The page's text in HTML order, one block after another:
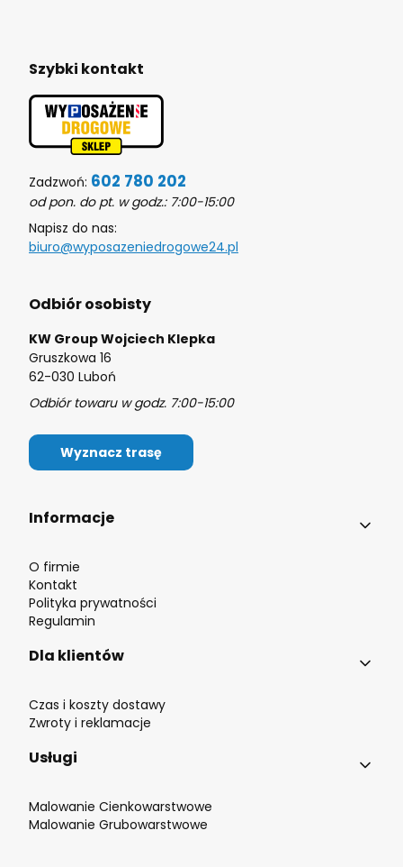
Szybki kontakt
Zadzwoń: 602 780 202
od pon. do pt. w godz.: 7:00-15:00
Napisz do nas:
biuro@wyposazeniedrogowe24.pl
Odbiór osobisty
KW Group Wojciech Klepka
Gruszkowa 16
62-030 Luboń
Odbiór towaru w godz. 7:00-15:00
Wyznacz trasę
Linki w stopce
Informacje
O firmie
Kontakt
Polityka prywatności
Regulamin
Dla klientów
Czas i koszty dostawy
Zwroty i reklamacje
Usługi
Malowanie Cienkowarstwowe
Malowanie Grubowarstwowe